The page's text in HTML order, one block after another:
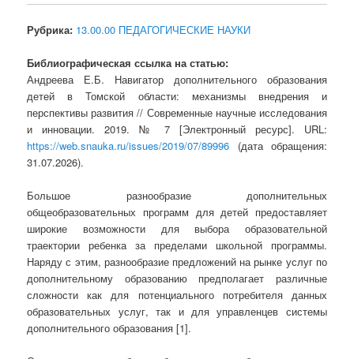
Рубрика: 13.00.00 ПЕДАГОГИЧЕСКИЕ НАУКИ
Библиографическая ссылка на статью:
Андреева Е.Б. Навигатор дополнительного образования
детей в Томской области: механизмы внедрения и
перспективы развития // Современные научные исследования
и инновации. 2019. № 7 [Электронный ресурс]. URL:
https://web.snauka.ru/issues/2019/07/89996 (дата обращения:
31.07.2026).
Большое разнообразие дополнительных
общеобразовательных программ для детей предоставляет
широкие возможности для выбора образовательной
траектории ребенка за пределами школьной программы.
Наряду с этим, разнообразие предложений на рынке услуг по
дополнительному образованию предполагает различные
сложности как для потенциального потребителя данных
образовательных услуг, так и для управленцев системы
дополнительного образования [1].